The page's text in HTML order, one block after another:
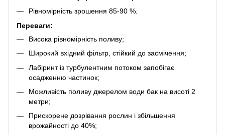
Рівномірність зрошення 85-90 %.
Переваги:
Висока рівномірність поливу;
Широкий вхідний фільтр, стійкий до засмічення;
Лабіринт із турбулентним потоком запобігає
осадженню частинок;
Можливість поливу джерелом води бак на висоті 2
метри;
Прискорене дозрівання рослин і збільшення
врожайності до 40%;